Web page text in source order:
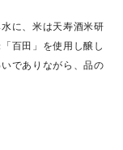
に、米は天寿酒米研
百田」を使用し醸し
でありながら、品の